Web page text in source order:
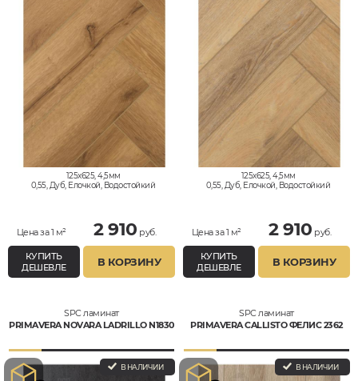
125x625, 4,5мм
0,55, Дуб, Елочкой, Водостойкий
Цена за 1 м² 2 910 руб.
КУПИТЬ
ДЕШЕВЛЕ
В КОРЗИНУ
125x625, 4,5мм
0,55, Дуб, Елочкой, Водостойкий
Цена за 1 м² 2 910 руб.
КУПИТЬ
ДЕШЕВЛЕ
В КОРЗИНУ
SPC ламинат
PRIMAVERA NOVARA LADRILLO N1830
В НАЛИЧИИ
SPC ламинат
PRIMAVERA CALLISTO ФЕЛИС 2362
В НАЛИЧИИ